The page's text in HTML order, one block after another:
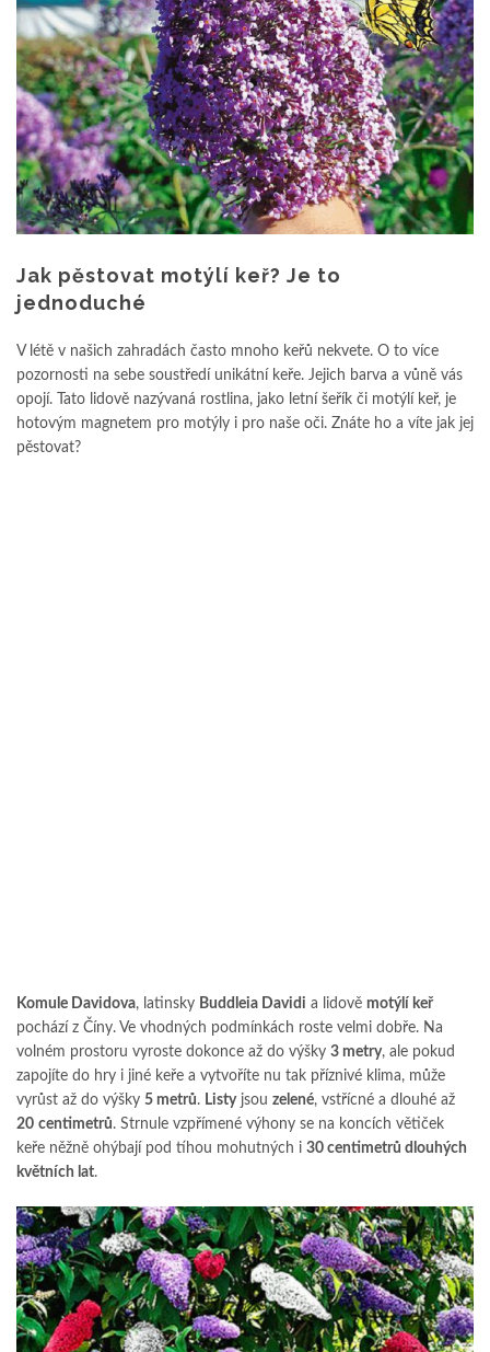
Jak pěstovat motýlí keř? Je to
jednoduché
V létě v našich zahradách často mnoho keřů nekvete. O to více
pozornosti na sebe soustředí unikátní keře. Jejich barva a vůně vás
opojí. Tato lidově nazývaná rostlina, jako letní šeřík či motýlí keř, je
hotovým magnetem pro motýly i pro naše oči. Znáte ho a víte jak jej
pěstovat?
Komule Davidova, latinsky Buddleia Davidi a lidově motýlí keř
pochází z Číny. Ve vhodných podmínkách roste velmi dobře. Na
volném prostoru vyroste dokonce až do výšky 3 metry, ale pokud
zapojíte do hry i jiné keře a vytvoříte nu tak příznivé klima, může
vyrůst až do výšky 5 metrů. Listyjsou zelené, vstřícné a dlouhé až
20 centimetrů. Strnule vzpřímené výhony se na koncích větiček
keře něžně ohýbají pod tíhou mohutných i 30 centimetrů dlouhých
květních lat.